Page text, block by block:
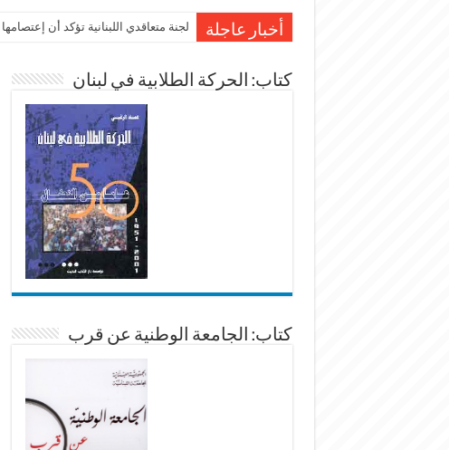
أخبار عاجلة لجنة متعاقدي اللبنانية تؤكد أن
كتاب: الحركة الطلابية في لبنان
كتاب: الجامعة الوطنية عن قرب